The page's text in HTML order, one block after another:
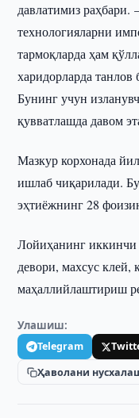
давлатимиз
технологияларни
тармоқларда ҳам
харидорларда
Бунинг учун
қувватлашда давом
Мазкур корхонада
ишлаб чиқарилади.
эҳтиёжнинг 28
Лойиҳанинг иккинчи
девори, махсус
маҳаллийлаштириш
Улашиш:
Telegram
Ҳаволани